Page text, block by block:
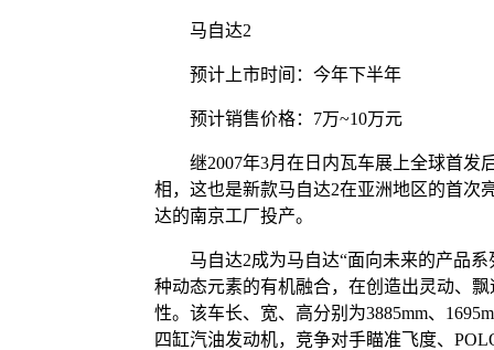
马自达2
预计上市时间：今年下半年
预计销售价格：7万~10万元
继2007年3月在日内瓦车展上全球首发
相，这也是新款马自达2在亚洲地区的首次
达的南京工厂投产。
马自达2成为马自达“面向未来的产品系
种动态元素的有机融合，在创造出灵动、
性。该车长、宽、高分别为3885mm、
四缸汽油发动机，竞争对手瞄准飞度、